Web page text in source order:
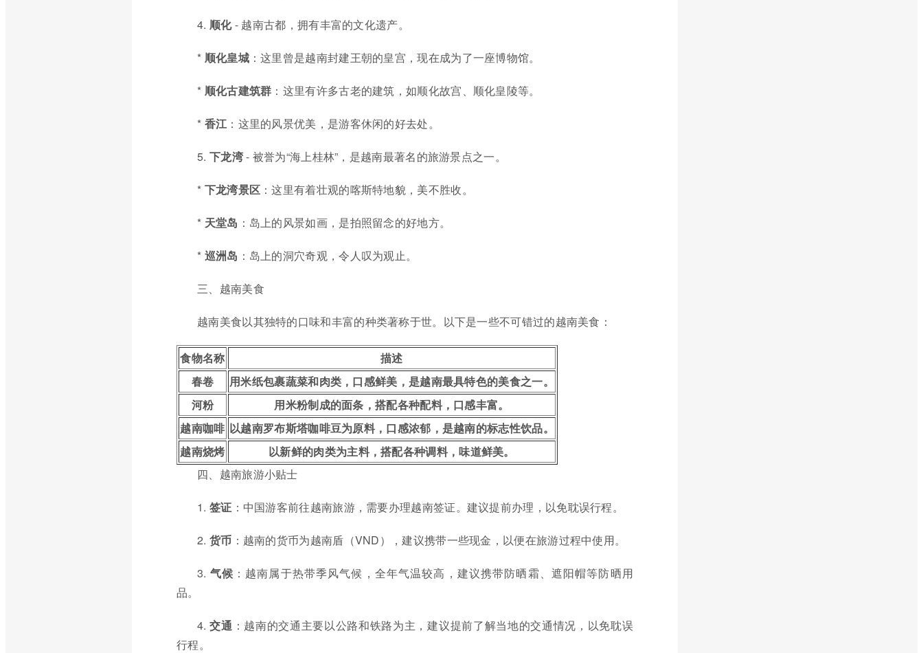
4. 顺化- 越南古都，拥有丰富的文化遗产。
* 顺化皇城：这里曾是越南封建王朝的皇宫，现在成为了一座博物馆。
* 顺化古建筑群 ：这里有许多古老的建筑，如顺化故宫、顺化皇陵等。
* 香江：这里的风景优美，是游客休闲的好去处。
5. 下龙湾- 被誉为“海上桂林”，是越南最著名的旅游景点之一。
* 下龙湾景区 ：这里有着壮观的喀斯特地貌，美不胜收。
* 天堂岛 ：岛上的风景如画，是拍照留念的好地方。
* 巡洲岛 ：岛上的洞穴奇观，令人叹为观止。
三、越南美食
越南美食以其独特的口味和丰富的种类著称于世。以下是一些不可错过的越南美食：
食物名称
描述
春卷
用米纸包裹蔬菜和肉类，口感鲜美，是越南最具特色的美食之一。
河粉
用米粉制成的面条，搭配各种配料，口感丰富。
越南咖啡 以越南罗布斯塔咖啡豆为原料，口感浓郁，是越南的标志性饮品。
越南烧烤
以新鲜的肉类为主料，搭配各种调料，味道鲜美。
四、越南旅游小贴士
1. 签证 ：中国游客前往越南旅游，需要办理越南签证。建议提前办理，以免耽误行程。
2. 货币 ：越南的货币为越南盾（VND），建议携带一些现金，以便在旅游过程中使用。
3. 气候 ：越南属于热带季风气候，全年气温较高，建议携带防晒霜、遮阳帽等防晒用
品。
4.交通 ：越南的交通主要以公路和铁路为主，建议提前了解当地的交通情况，以免耽误
行程。